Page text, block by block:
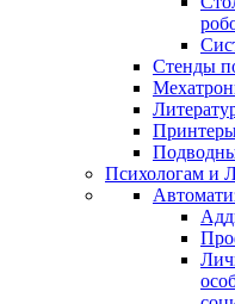
Стенды
Психологам и